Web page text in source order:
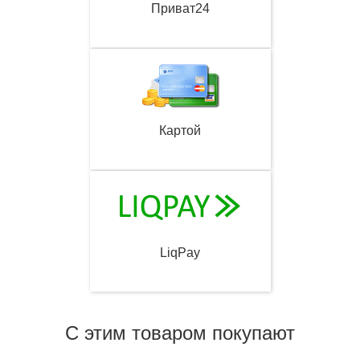
Приват24
Картой
LiqPay
С этим товаром покупают